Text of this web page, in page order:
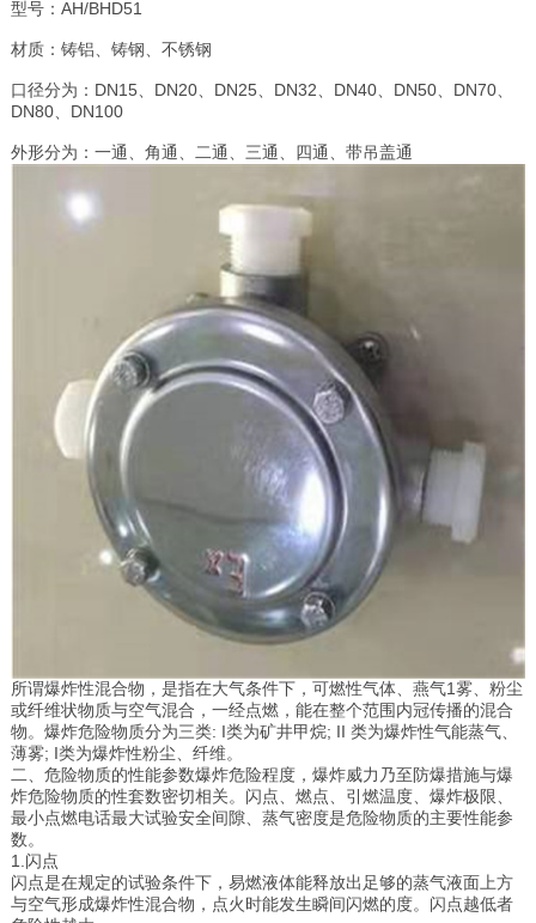
型号：AH/BHD51
材质：铸铝、铸钢、不锈钢
口径分为：DN15、DN20、DN25、DN32、DN40、DN50、DN70、
DN80、DN100
外形分为：一通、角通、二通、三通、四通、带吊盖通
所谓爆炸性混合物，是指在大气条件下，可燃性气体、燕气1雾、粉尘
或纤维状物质与空气混合，一经点燃，能在整个范围内冠传播的混合
物。爆炸危险物质分为三类: I类为矿井甲烷; II 类为爆炸性气能蒸气、
薄雾; I类为爆炸性粉尘、纤维。
二、危险物质的性能参数爆炸危险程度，爆炸威力乃至防爆措施与爆
炸危险物质的性套数密切相关。闪点、燃点、引燃温度、爆炸极限、
最小点燃电话最大试验安全间隙、蒸气密度是危险物质的主要性能参
数。
1.闪点
闪点是在规定的试验条件下，易燃液体能释放出足够的蒸气液面上方
与空气形成爆炸性混合物，点火时能发生瞬间闪燃的度。闪点越低者